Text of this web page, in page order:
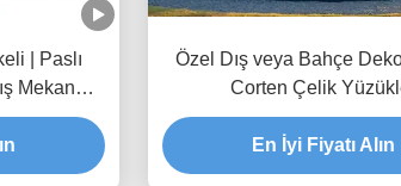
| Paslı
Mekan
Özel Dış veya Bahçe
Corten Çelik
En İyi Fiyatı Alın